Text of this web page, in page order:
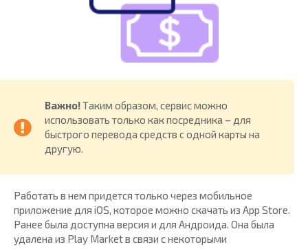
Важно!Таким образом, сервис можно
использовать только как посредника – для
быстрого перевода средств с одной карты на
другую.
Работать в нем придется только через мобильное
приложение для iOS, которое можно скачать из App Store.
Ранее была доступна версия и для Андроида. Она была
удалена из Play Market в связи с некоторыми